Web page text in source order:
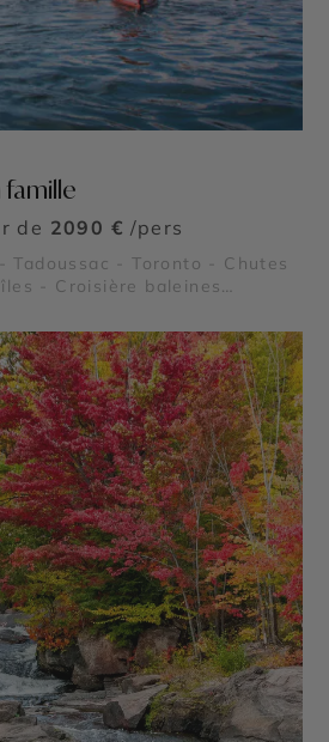
famille
de 2090 € /pers
- Toronto - Chutes
- Croisière baleines
Gorges de la Rivière
- Parc national des
national Mauricie - Le Saint
- Chute Montmorency